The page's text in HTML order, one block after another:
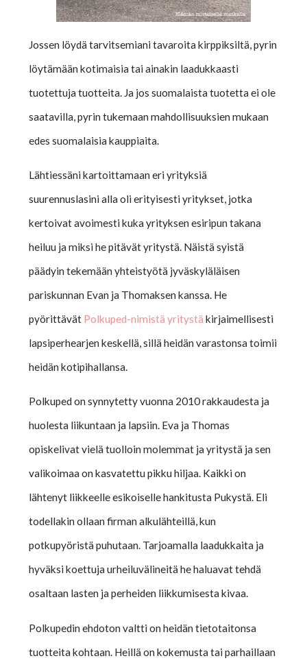
Jossen löydä tarvitsemiani tavaroita kirppiksiltä, pyrin
löytämään kotimaisia tai ainakin laadukkaasti
tuotettuja tuotteita. Ja jos suomalaista tuotetta ei ole
saatavilla, pyrin tukemaan mahdollisuuksien mukaan
edes suomalaisia kauppiaita.
Lähtiessäni kartoittamaan eri yrityksiä
suurennuslasini alla oli erityisesti yritykset, jotka
kertoivat avoimesti kuka yrityksen esiripun takana
heiluu ja miksi he pitävät yritystä. Näistä syistä
päädyin tekemään yhteistyötä jyväskyläläisen
pariskunnan Evan ja Thomaksen kanssa. He
pyörittävät Polkuped-nimistä yritystä kirjaimellisesti
lapsiperhearjen keskellä, sillä heidän varastonsa toimii
heidän kotipihallansa.
Polkuped on synnytetty vuonna 2010 rakkaudesta ja
huolesta liikuntaan ja lapsiin. Eva ja Thomas
opiskelivat vielä tuolloin molemmat ja yritystä ja sen
valikoimaa on kasvatettu pikku hiljaa. Kaikki on
lähtenyt liikkeelle esikoiselle hankitusta Pukystä. Eli
todellakin ollaan firman alkulähteillä, kun
potkupyöristä puhutaan. Tarjoamalla laadukkaita ja
hyväksi koettuja urheiluvälineitä he haluavat tehdä
osaltaan lasten ja perheiden liikkumisesta kivaa.
Polkupedin ehdoton valtti on heidän tietotaitonsa
tuotteita kohtaan. Heillä on kokemusta tai parhaillaan